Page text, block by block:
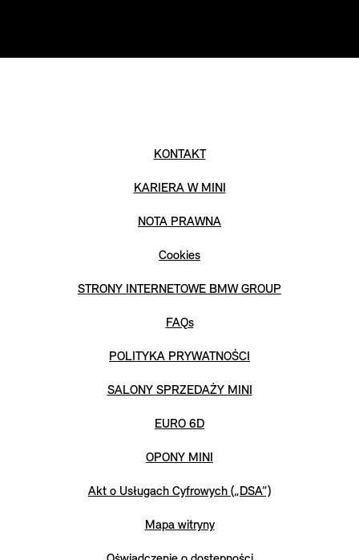
KONTAKT
KARIERA W MINI
NOTA PRAWNA
Cookies
STRONY INTERNETOWE BMW GROUP
FAQs
POLITYKA PRYWATNOŚCI
SALONY SPRZEDAŻY MINI
EURO 6D
OPONY MINI
Akt o Usługach Cyfrowych („DSA”)
Mapa witryny